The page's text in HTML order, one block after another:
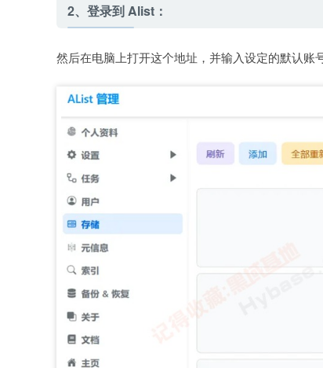
2、登录到 Alist：
然后在电脑上打开这个地址，并输入设定的默认账